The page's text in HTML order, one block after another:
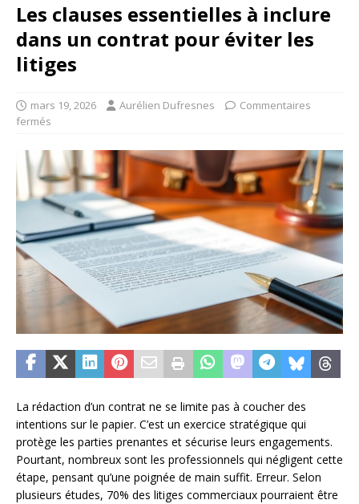
Les clauses essentielles à inclure
dans un contrat pour éviter les
litiges
mars 19, 2026 Aurélien Dufresnes
Commentaires
fermés
La rédaction d’un contrat ne se limite pas à coucher des
intentions sur le papier. C’est un exercice stratégique qui
protège les parties prenantes et sécurise leurs engagements.
Pourtant, nombreux sont les professionnels qui négligent cette
étape, pensant qu’une poignée de main suffit. Erreur. Selon
plusieurs études, 70% des litiges commerciaux pourraient être